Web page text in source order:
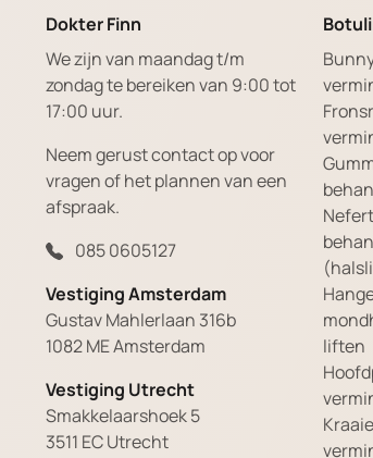
Dokter Finn
We zijn van maandag t/m
zondag te bereiken van 9:00 tot
17:00 uur.
Neem gerust contact op voor
vragen of het plannen van een
afspraak.
085 0605127
Vestiging Amsterdam
Gustav Mahlerlaan 316b
1082 ME Amsterdam
Vestiging Utrecht
Smakkelaarshoek 5
3511 EC Utrecht
liften